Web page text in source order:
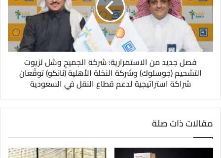
فصل جديد من الاستمرارية: شركة الجميح وشل لزيوت
التشحيم (جوسلوك) وشركة النخلة الأهلية (نانكو) توقّعان
شراكة استراتيجية لدعم قطاع النقل في السعودية
مقالات ذات صلة